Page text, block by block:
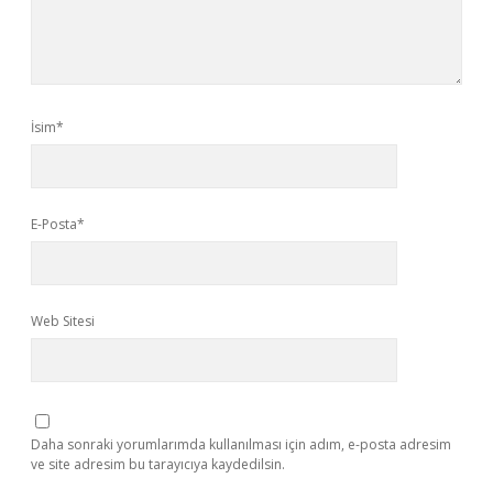
İsim*
E-Posta*
Web Sitesi
Daha sonraki yorumlarımda kullanılması için adım, e-posta adresim
ve site adresim bu tarayıcıya kaydedilsin.